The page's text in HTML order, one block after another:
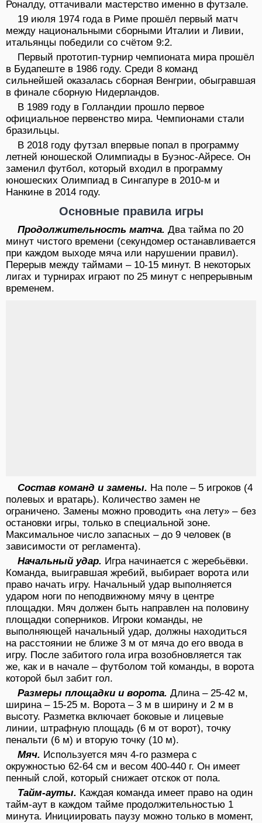
Роналду, оттачивали мастерство именно в футзале.
19 июля 1974 года в Риме прошёл первый матч
между национальными сборными Италии и Ливии,
итальянцы победили со счётом 9:2.
Первый прототип-турнир чемпионата мира прошёл
в Будапеште в 1986 году. Среди 8 команд
сильнейшей оказалась сборная Венгрии, обыгравшая
в финале сборную Нидерландов.
В 1989 году в Голландии прошло первое
официальное первенство мира. Чемпионами стали
бразильцы.
В 2018 году футзал впервые попал в программу
летней юношеской Олимпиады в Буэнос-Айресе. Он
заменил футбол, который входил в программу
юношеских Олимпиад в Сингапуре в 2010-м и
Нанкине в 2014 году.
Основные правила игры
Продолжительность матча. Два тайма по 20
минут чистого времени (секундомер останавливается
при каждом выходе мяча или нарушении правил).
Перерыв между таймами – 10-15 минут. В некоторых
лигах и турнирах играют по 25 минут с непрерывным
временем.
Состав команд и замены. На поле – 5 игроков (4
полевых и вратарь). Количество замен не
ограничено. Замены можно проводить «на лету» – без
остановки игры, только в специальной зоне.
Максимальное число запасных – до 9 человек (в
зависимости от регламента).
Начальный удар. Игра начинается с жеребьёвки.
Команда, выигравшая жребий, выбирает ворота или
право начать игру. Начальный удар выполняется
ударом ноги по неподвижному мячу в центре
площадки. Мяч должен быть направлен на половину
площадки соперников. Игроки команды, не
выполняющей начальный удар, должны находиться
на расстоянии не ближе 3 м от мяча до его ввода в
игру. После забитого гола игра возобновляется так
же, как и в начале – футболом той команды, в ворота
которой был забит гол.
Размеры площадки и ворота. Длина – 25-42 м,
ширина – 15-25 м. Ворота – 3 м в ширину и 2 м в
высоту. Разметка включает боковые и лицевые
линии, штрафную площадь (6 м от ворот), точку
пенальти (6 м) и вторую точку (10 м).
Мяч. Используется мяч 4-го размера с
окружностью 62-64 см и весом 400-440 г. Он имеет
пенный слой, который снижает отскок от пола.
Тайм-ауты. Каждая команда имеет право на один
тайм-аут в каждом тайме продолжительностью 1
минута. Инициировать паузу можно только в момент,